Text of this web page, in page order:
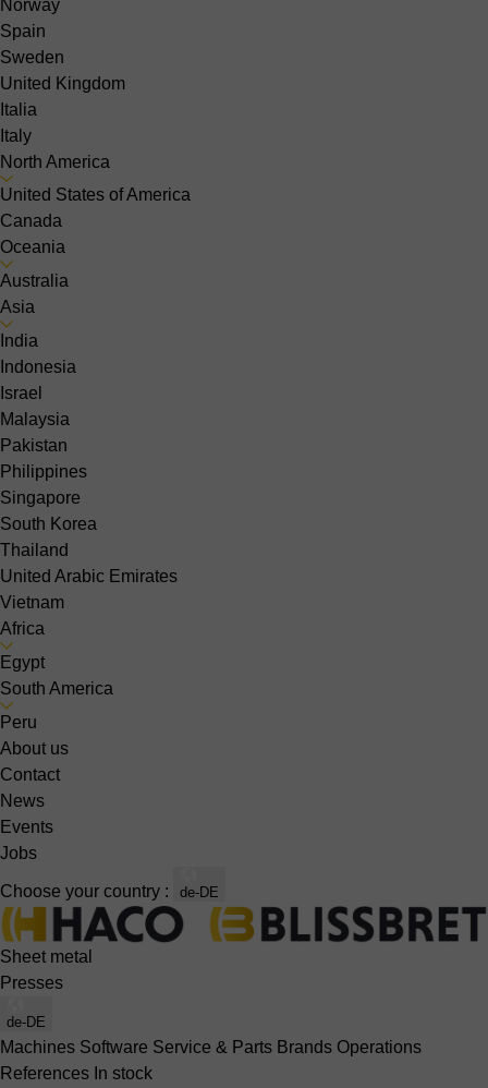
Norway
Spain
Sweden
United Kingdom
Italia
Italy
North America
United States of America
Canada
Oceania
Australia
Asia
India
Indonesia
Israel
Malaysia
Pakistan
Philippines
Singapore
South Korea
Thailand
United Arabic Emirates
Vietnam
Africa
Egypt
South America
Peru
About us
Contact
News
Events
Jobs
Choose your country : de-DE
Sheet metal
Presses
de-DE
Machines Software Service & Parts Brands Operations
References In stock